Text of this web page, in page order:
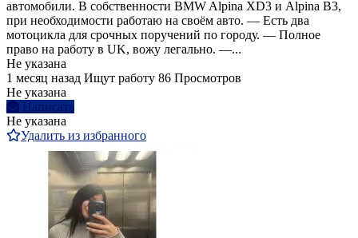
автомобили. В собственности BMW Alpina XD3 и Alpina B3,
при необходимости работаю на своём авто. — Есть два
мотоцикла для срочных поручений по городу. — Полное
право на работу в UK, вожу легально. —...
Не указана
1 месяц назад Ищут работу 86 Просмотров
Не указана
Написать
Не указана
Удалить из избранного